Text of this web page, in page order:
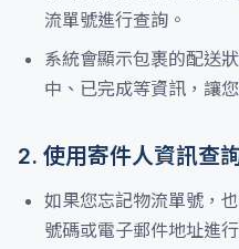
流單號進行查詢。
系統會顯示包裹的配送
中、已完成等資訊，讓
2. 使用寄件人資訊查
如果您忘記物流單號，
號碼或電子郵件地址進